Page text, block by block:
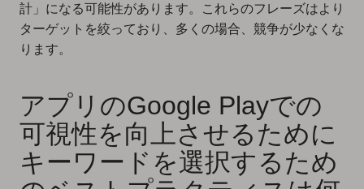
計」になる可能性があります。これらのフレーズはより
ターゲットを絞っており、多くの場合、競争が少なくな
ります。
アプリのGoogle Playでの
可視性を向上させるために
キーワードを選択するため